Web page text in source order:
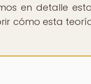
en detalle
cómo esta